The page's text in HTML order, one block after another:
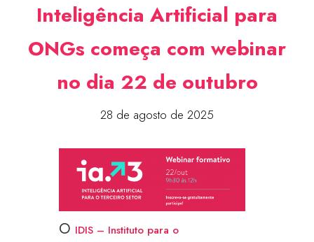
Inteligência Artificial para
ONGs começa com webinar
no dia 22 de outubro
28 de agosto de 2025
O IDIS – Instituto para o